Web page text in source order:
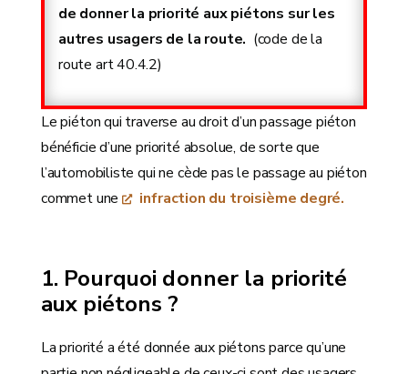
de donner la priorité aux piétons sur les
autres usagers de la route. (code de la
route art 40.4.2)
Le piéton qui traverse au droit d’un passage piéton
bénéficie d’une priorité absolue, de sorte que
l’automobiliste qui ne cède pas le passage au piéton
commet une
infraction du troisième degré.
Pourquoi donner la priorité
aux piétons ?
La priorité a été donnée aux piétons parce qu’une